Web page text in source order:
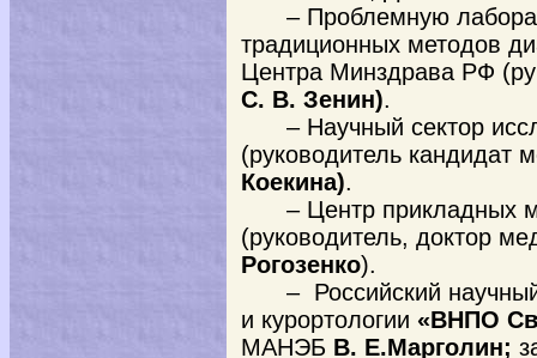
– Проблемную
традиционных методов
Центра Минздрава РФ
С. В. Зенин).
– Научный сектор
(руководитель кандидат
Коекина).
– Центр прикладных
(руководитель, доктор
Рогозенко).
– Российский
и курортологии «ВНПО
МАНЭБ В. Е.Марголин;